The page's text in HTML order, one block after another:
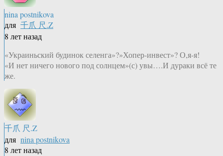
nina postnikova
для 千爪 尺.Z
8 лет назад
«Украиньский будинок селенга»?»Хопер-инвест»? О,я-я!
«И нет ничего нового под солнцем»(с) увы….И дураки всё те
же.
千爪 尺.Z
для nina postnikova
8 лет назад